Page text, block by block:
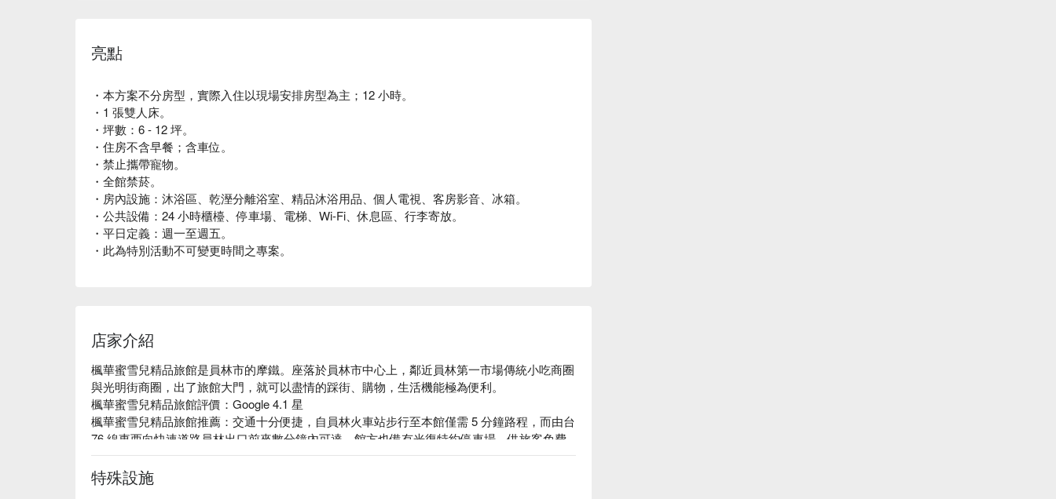
亮點
・本方案不分房型，實際入住以現場安排房型為主；12 小時。
・1 張雙人床。
・坪數：6 - 12 坪。
・住房不含早餐；含車位。
・禁止攜帶寵物。
・全館禁菸。
・房內設施：沐浴區、乾溼分離浴室、精品沐浴用品、個人電視、客房影音、冰箱。
・公共設備：24 小時櫃檯、停車場、電梯、Wi-Fi、休息區、行李寄放。
・平日定義：週一至週五。
・此為特別活動不可變更時間之專案。
店家介紹
楓華蜜雪兒精品旅館是員林市的摩鐵。座落於員林市中心上，鄰近員林第一市場傳統小吃商圈
與光明街商圈，出了旅館大門，就可以盡情的踩街、購物，生活機能極為便利。
楓華蜜雪兒精品旅館評價：Google 4.1 星
楓華蜜雪兒精品旅館推薦：交通十分便捷，自員林火車站步行至本館僅需 5 分鐘路程，而由台
76 線東西向快速道路員林出口前來數分鐘內可達。館方也備有光復特約停車場，供旅客免費
停放愛車。
楓華蜜雪兒精品旅館優惠、楓華蜜雪兒精品旅館住宿方案、楓華蜜雪兒精品旅館休息方案立刻
查看⬇︎
特殊設施